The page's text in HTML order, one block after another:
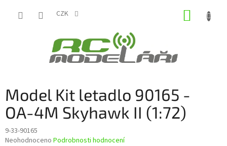
CZK
Model Kit letadlo 90165 -
OA-4M Skyhawk II (1:72)
9-33-90165
Průměrné
Neohodnoceno Podrobnosti hodnocení